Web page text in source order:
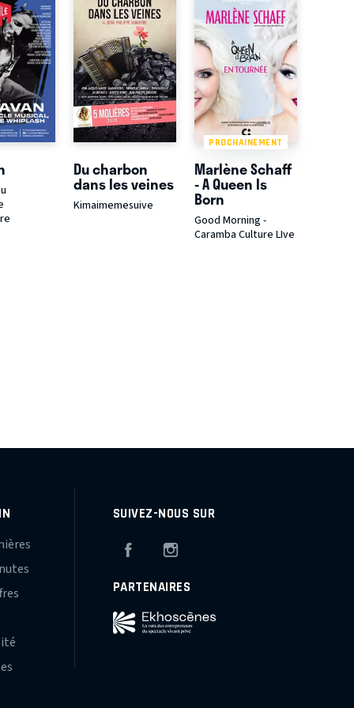
Du charbon
dans les veines
Kimaimemesuive
PROCHAINEMENT
Marlène Schaff
- A Queen Is
Born
Good Morning -
Caramba Culture LIve
SUIVEZ-NOUS SUR
Facebook
PARTENAIRES